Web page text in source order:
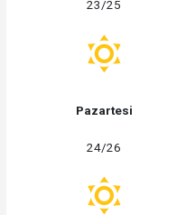
23/25
Pazartesi
24/26